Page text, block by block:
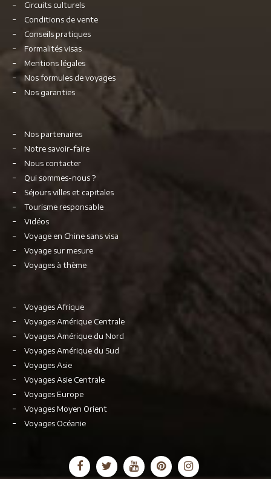
Circuits culturels
Conditions de vente
Conseils pratiques
Formalités visas
Mentions légales
Nos formules de voyages
Nos garanties
Nos partenaires
Notre savoir-faire
Nous contacter
Qui sommes-nous ?
Séjours villes et capitales
Tourisme responsable
Vidéos
Voyage en Chine sans visa
Voyage sur mesure
Voyages à thème
Voyages Afrique
Voyages Amérique Centrale
Voyages Amérique du Nord
Voyages Amérique du Sud
Voyages Asie
Voyages Asie Centrale
Voyages Europe
Voyages Moyen Orient
Voyages Océanie